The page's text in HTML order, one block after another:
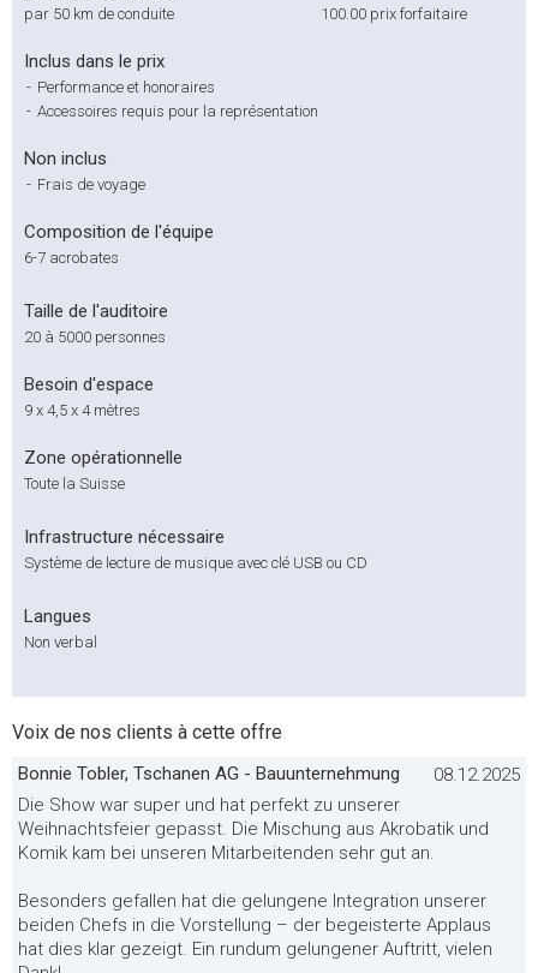
par 50 km de conduite
100.00 prix forfaitaire
Inclus dans le prix
- Performance et honoraires
- Accessoires requis pour la représentation
Non inclus
- Frais de voyage
Composition de l'équipe
6-7 acrobates
Taille de l'auditoire
20 à 5000 personnes
Besoin d'espace
9 x 4,5 x 4 mètres
Zone opérationnelle
Toute la Suisse
Infrastructure nécessaire
Système de lecture de musique avec clé USB ou CD
Langues
Non verbal
Voix de nos clients à cette offre
Bonnie Tobler, Tschanen AG - Bauunternehmung
08.12.2025
Die Show war super und hat perfekt zu unserer
Weihnachtsfeier gepasst. Die Mischung aus Akrobatik und
Komik kam bei unseren Mitarbeitenden sehr gut an.
Besonders gefallen hat die gelungene Integration unserer
beiden Chefs in die Vorstellung – der begeisterte Applaus
hat dies klar gezeigt. Ein rundum gelungener Auftritt, vielen